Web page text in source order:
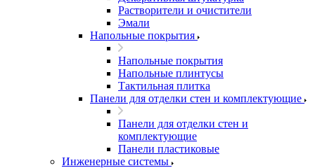
Растворители и очистители
Эмали
Напольные покрытия
Напольные покрытия
Напольные плинтусы
Тактильная плитка
Панели для отделки стен и комплектующие
Панели для отделки стен и
комплектующие
Панели пластиковые
Инженерные системы